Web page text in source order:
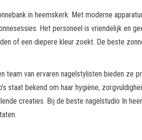
in heemskerk. Met moderne
Het personeel is vriendelijk en
of een diepere kleur zoekt. De beste
team van ervaren nagelstylisten bieden ze
staat bekend om haar hygiëne,
creaties. Bij de beste nagelstudio In